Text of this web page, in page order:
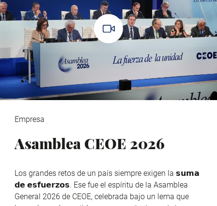
Empresa
Asamblea CEOE 2026
Los grandes retos de un país siempre exigen la 𝘀𝘂𝗺𝗮
𝗱𝗲 𝗲𝘀𝗳𝘂𝗲𝗿𝘇𝗼𝘀. Ese fue el espíritu de la Asamblea
General 2026 de CEOE, celebrada bajo un lema que